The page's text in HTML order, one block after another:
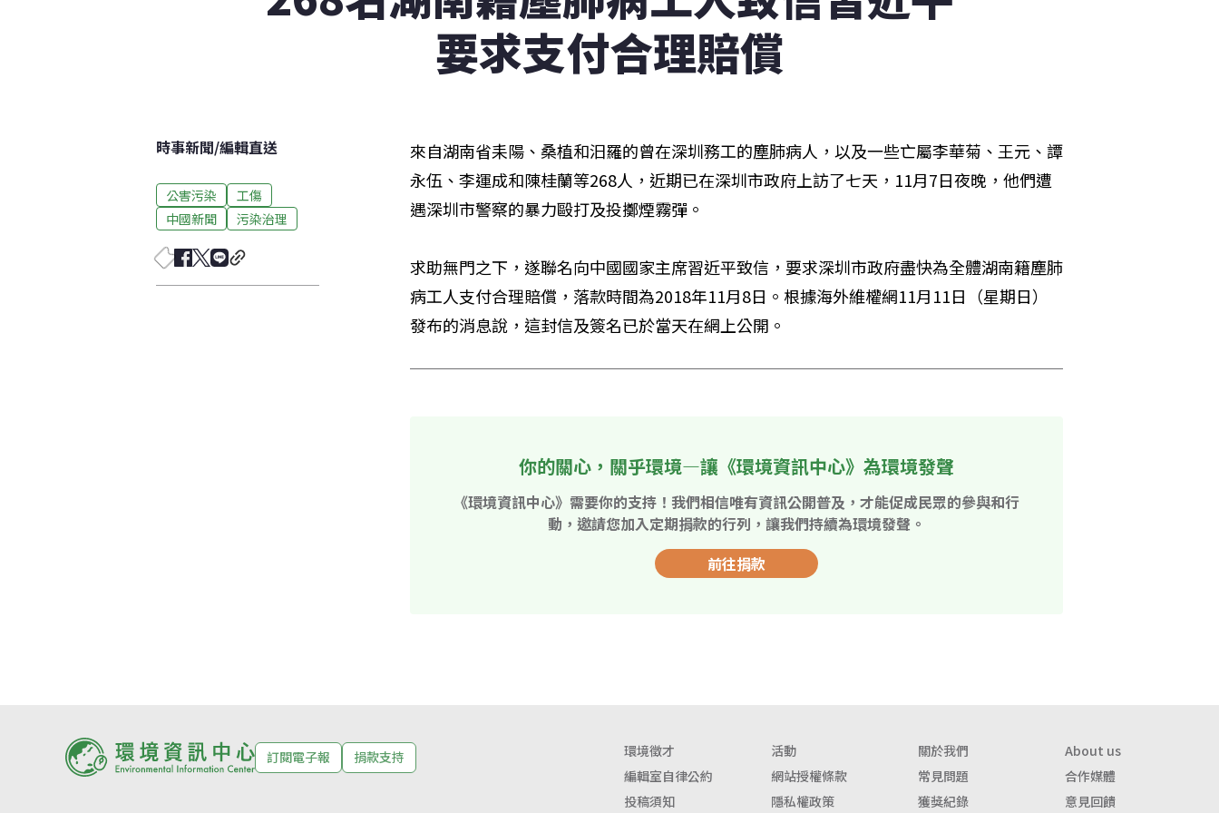
要求支付合理賠償
時事新聞/編輯直送
公害污染
工傷
中國新聞
污染治理
來自湖南省耒陽、桑植和汨羅的曾在深圳務工的塵肺病人，以及一些亡屬李華菊、王元、譚
永伍、李運成和陳桂蘭等268人，近期已在深圳市政府上訪了七天，11月7日夜晚，他們遭
遇深圳市警察的暴力毆打及投擲煙霧彈。
求助無門之下，遂聯名向中國國家主席習近平致信，要求深圳市政府盡快為全體湖南籍塵肺
病工人支付合理賠償，落款時間為2018年11月8日。根據海外維權網11月11日（星期日）
發布的消息說，這封信及簽名已於當天在網上公開。
你的關心，關乎環境—讓《環境資訊中心》為環境發聲
《環境資訊中心》需要你的支持！我們相信唯有資訊公開普及，才能促成民眾的參與和行
動，邀請您加入定期捐款的行列，讓我們持續為環境發聲。
前往捐款
訂閱電子報 捐款支持 環境徵才 活動 關於我們
About us
編輯室自律公約
網站授權條款 常見問題
合作媒體
投稿須知
隱私權政策 獲獎紀錄 意見回饋